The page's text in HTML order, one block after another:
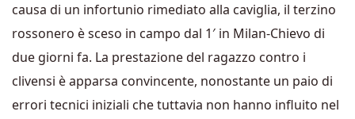
causa di un infortunio rimediato alla caviglia, il terzino
rossonero è sceso in campo dal 1′ in Milan-Chievo di
due giorni fa. La prestazione del ragazzo contro i
clivensi è apparsa convincente, nonostante un paio di
errori tecnici iniziali che tuttavia non hanno influito nel